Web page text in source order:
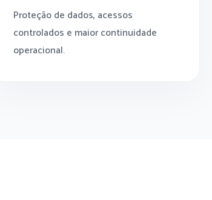
Proteção de dados, acessos
controlados e maior continuidade
operacional.